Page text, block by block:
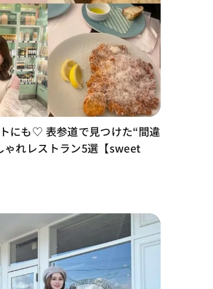
にも♡ 表参道で見つけた“間違
ゃれレストラン5選【sweet